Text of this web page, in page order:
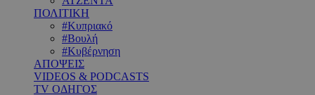
ΠΟΛΙΤΙΚΗ
#Κυπριακό
#Βουλή
#Κυβέρνηση
ΑΠΟΨΕΙΣ
VIDEOS & PODCASTS
TV ΟΔΗΓΟΣ